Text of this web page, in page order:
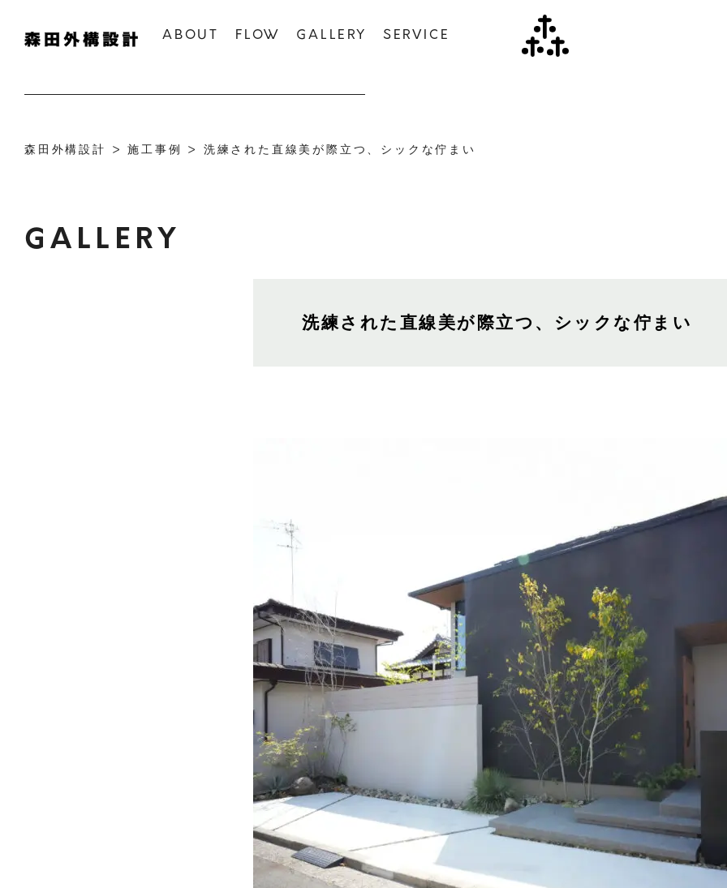
ABOUT FLOW GALLERY SERVICE
森田外構設計 >施工事例 > 洗練された直線美が際立つ、シックな佇まい
GALLERY
洗練された直線美が際立つ、シックな佇まい